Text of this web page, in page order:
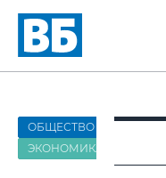
ОБЩЕСТВО
ЭКОНОМИКА